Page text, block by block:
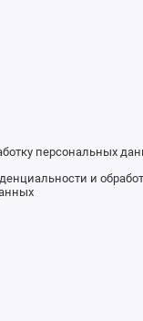
персональных
и